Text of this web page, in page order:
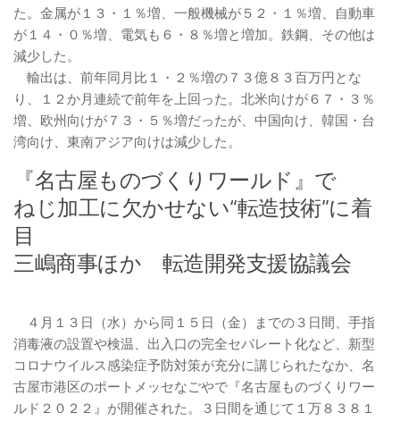
た。金属が１３・１％増、一般機械が５２・１％増、自動車
が１４・０％増、電気も６・８％増と増加。鉄鋼、その他は
減少した。
輸出は、前年同月比１・２％増の７３億８３百万円とな
り、１２か月連続で前年を上回った。北米向けが６７・３％
増、欧州向けが７３・５％増だったが、中国向け、韓国・台
湾向け、東南アジア向けは減少した。
『名古屋ものづくりワールド』で
ねじ加工に欠かせない“転造技術”に着
目
三嶋商事ほか 転造開発支援協議会
４月１３日（水）から同１５日（金）までの３日間、手指
消毒液の設置や検温、出入口の完全セパレート化など、新型
コロナウイルス感染症予防対策が充分に講じられたなか、名
古屋市港区のポートメッセなごやで『名古屋ものづくりワー
ルド２０２２』が開催された。３日間を通じて１万８３８１